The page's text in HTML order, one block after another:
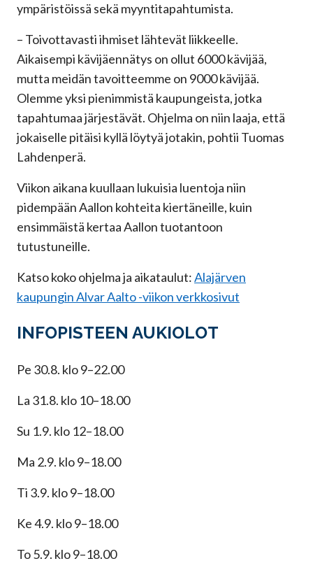
ympäristöissä sekä myyntitapahtumista.
– Toivottavasti ihmiset lähtevät liikkeelle.
Aikaisempi kävijäennätys on ollut 6000 kävijää,
mutta meidän tavoitteemme on 9000 kävijää.
Olemme yksi pienimmistä kaupungeista, jotka
tapahtumaa järjestävät. Ohjelma on niin laaja, että
jokaiselle pitäisi kyllä löytyä jotakin, pohtii Tuomas
Lahdenperä.
Viikon aikana kuullaan lukuisia luentoja niin
pidempään Aallon kohteita kiertäneille, kuin
ensimmäistä kertaa Aallon tuotantoon
tutustuneille.
Katso koko ohjelma ja aikataulut:Alajärven
kaupungin Alvar Aalto -viikon verkkosivut
INFOPISTEEN AUKIOLOT
Pe 30.8. klo 9–22.00
La 31.8. klo 10–18.00
Su 1.9. klo 12–18.00
Ma 2.9. klo 9–18.00
Ti 3.9. klo 9–18.00
Ke 4.9. klo 9–18.00
To 5.9. klo 9–18.00